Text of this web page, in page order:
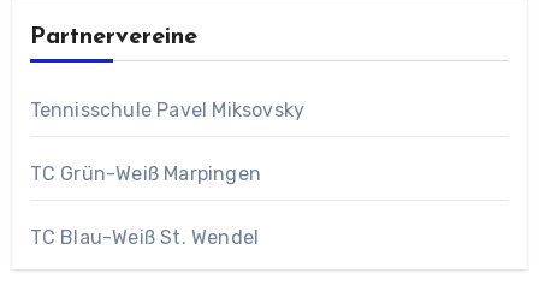
Partnervereine
Tennisschule Pavel Miksovsky
TC Grün-Weiß Marpingen
TC Blau-Weiß St. Wendel